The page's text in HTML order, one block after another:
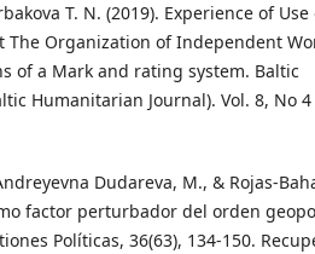
T. N. (2019). Experience of
The Organization of Independent
of a Mark and rating system. Baltic
Humanitarian Journal). Vol. 8, No 4
Dudareva, M., & Rojas-
factor perturbador del orden
Políticas, 36(63), 134-150.